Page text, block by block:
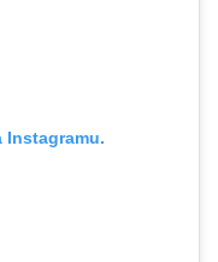
Instagramu.